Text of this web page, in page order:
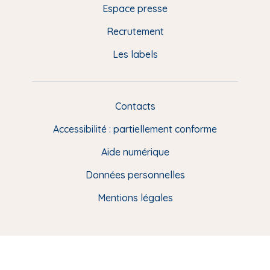
e
Espace presse
Recrutement
Les labels
L
e
n
u
t
Contacts
Accessibilité : partiellement conforme
Aide numérique
Données personnelles
Mentions légales